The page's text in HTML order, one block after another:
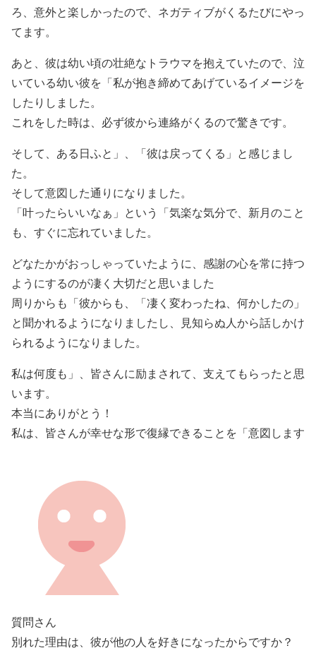
ろ、意外と楽しかったので、ネガティブがくるたびにやっ
てます。
あと、彼は幼い頃の壮絶なトラウマを抱えていたので、泣
いている幼い彼を「私が抱き締めてあげているイメージを
したりしました。
これをした時は、必ず彼から連絡がくるので驚きです。
そして、ある日ふと」、「彼は戻ってくる」と感じまし
た。
そして意図した通りになりました。
「叶ったらいいなぁ」という「気楽な気分で、新月のこと
も、すぐに忘れていました。
どなたかがおっしゃっていたように、感謝の心を常に持つ
ようにするのが凄く大切だと思いました
周りからも「彼からも、「凄く変わったね、何かしたの」
と聞かれるようになりましたし、見知らぬ人から話しかけ
られるようになりました。
私は何度も」、皆さんに励まされて、支えてもらったと思
います。
本当にありがとう！
私は、皆さんが幸せな形で復縁できることを「意図します
質問さん
別れた理由は、彼が他の人を好きになったからですか？